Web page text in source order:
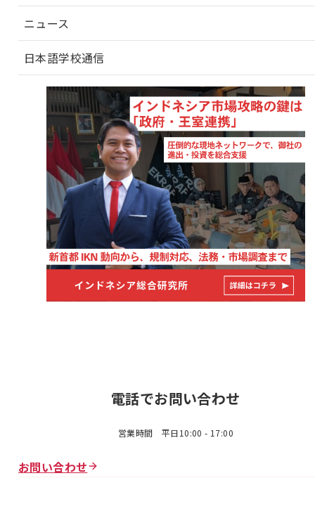
ニュース
日本語学校通信
電話でお問い合わせ
営業時間 平日10:00 - 17:00
お問い合わせ